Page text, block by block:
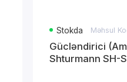
Stokda Məhsul
Gücləndirici
Shturmann SH-